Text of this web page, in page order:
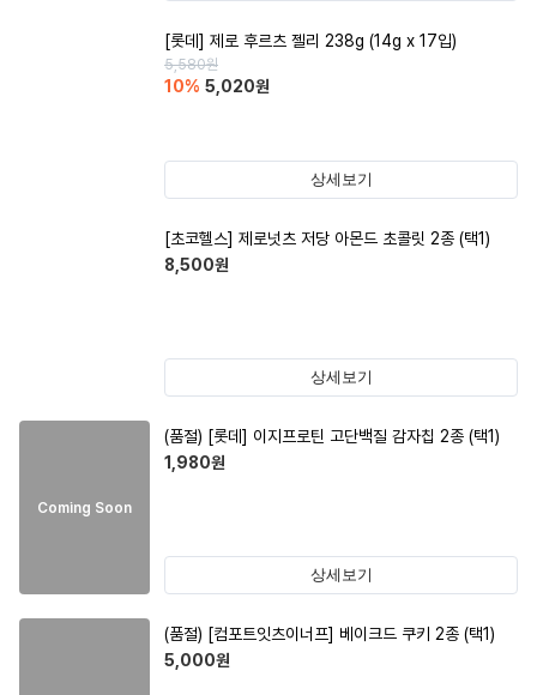
[롯데] 제로 후르츠 젤리 238g (14g x 17입)
5,580원
10% 5,020원
상세보기
[초코헬스] 제로넛츠 저당 아몬드 초콜릿 2종 (택1)
8,500원
상세보기
Coming Soon
(품절) [롯데] 이지프로틴 고단백질 감자칩 2종 (택1)
1,980원
상세보기
(품절) [컴포트잇츠이너프] 베이크드 쿠키 2종 (택1)
5,000원